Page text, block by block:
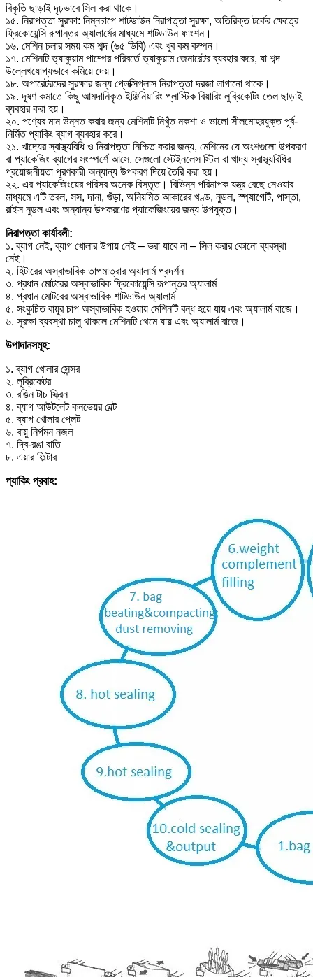
বিকৃতি ছাড়াই দৃঢ়ভাবে সিল করা থাকে।
১৫. নিরাপত্তা সুরক্ষা: নিম্নচাপে শাটডাউন নিরাপত্তা সুরক্ষা, অতিরিক্ত টর্কের ক্ষেত্রে
ফ্রিকোয়েন্সি রূপান্তর অ্যালার্মের মাধ্যমে শাটডাউন ফাংশন।
১৬. মেশিন চলার সময় কম শব্দ (৬৫ ডিবি) এবং খুব কম কম্পন।
১৭. মেশিনটি ভ্যাকুয়াম পাম্পের পরিবর্তে ভ্যাকুয়াম জেনারেটর ব্যবহার করে, যা শব্দ
উল্লেখযোগ্যভাবে কমিয়ে দেয়।
১৮. অপারেটরদের সুরক্ষার জন্য প্লেক্সিগ্লাস নিরাপত্তা দরজা লাগানো থাকে।
১৯. দূষণ কমাতে কিছু আমদানিকৃত ইঞ্জিনিয়ারিং প্লাস্টিক বিয়ারিং লুব্রিকেটিং তেল ছাড়াই
ব্যবহার করা হয়।
২০. পণ্যের মান উন্নত করার জন্য মেশিনটি নিখুঁত নকশা ও ভালো সীলমোহরযুক্ত পূর্ব-
নির্মিত প্যাকিং ব্যাগ ব্যবহার করে।
২১. খাদ্যের স্বাস্থ্যবিধি ও নিরাপত্তা নিশ্চিত করার জন্য, মেশিনের যে অংশগুলো উপকরণ
বা প্যাকেজিং ব্যাগের সংস্পর্শে আসে, সেগুলো স্টেইনলেস স্টিল বা খাদ্য স্বাস্থ্যবিধির
প্রয়োজনীয়তা পূরণকারী অন্যান্য উপকরণ দিয়ে তৈরি করা হয়।
২২. এর প্যাকেজিংয়ের পরিসর অনেক বিস্তৃত। বিভিন্ন পরিমাপক যন্ত্র বেছে নেওয়ার
মাধ্যমে এটি তরল, সস, দানা, গুঁড়া, অনিয়মিত আকারের খণ্ড, নুডল, স্প্যাগেটি, পাস্তা,
রাইস নুডল এবং অন্যান্য উপকরণের প্যাকেজিংয়ের জন্য উপযুক্ত।
নিরাপত্তা কার্যাবলী:
১. ব্যাগ নেই, ব্যাগ খোলার উপায় নেই – ভরা যাবে না – সিল করার কোনো ব্যবস্থা
নেই।
২. হিটারের অস্বাভাবিক তাপমাত্রার অ্যালার্ম প্রদর্শন
৩. প্রধান মোটরের অস্বাভাবিক ফ্রিকোয়েন্সি রূপান্তর অ্যালার্ম
৪. প্রধান মোটরের অস্বাভাবিক শাটডাউন অ্যালার্ম
৫. সংকুচিত বায়ুর চাপ অস্বাভাবিক হওয়ায় মেশিনটি বন্ধ হয়ে যায় এবং অ্যালার্ম বাজে।
৬. সুরক্ষা ব্যবস্থা চালু থাকলে মেশিনটি থেমে যায় এবং অ্যালার্ম বাজে।
উপাদানসমূহ:
১. ব্যাগ খোলার সেন্সর
২. লুব্রিকেটর
৩. রঙিন টাচ স্ক্রিন
৪. ব্যাগ আউটলেট কনভেয়র বেল্ট
৫. ব্যাগ খোলার প্লেট
৬. বায়ু নির্গমন নজল
৭. দ্বি-রঙা বাতি
৮. এয়ার ফিল্টার
প্যাকিং প্রবাহ: